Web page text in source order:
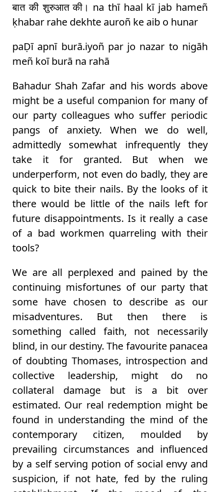
बात की शुरुआत की। na thī haal kī jab hameñ
ḳhabar rahe dekhte auroñ ke aib o hunar
paḌī apnī burā.iyoñ par jo nazar to nigāh
meñ koī burā na rahā
Bahadur Shah Zafar and his words above
might be a useful companion for many of
our party colleagues who suffer periodic
pangs of anxiety. When we do well,
admittedly somewhat infrequently they
take it for granted. But when we
underperform, not even do badly, they are
quick to bite their nails. By the looks of it
there would be little of the nails left for
future disappointments. Is it really a case
of a bad workmen quarreling with their
tools?
We are all perplexed and pained by the
continuing misfortunes of our party that
some have chosen to describe as our
misadventures. But then there is
something called faith, not necessarily
blind, in our destiny. The favourite panacea
of doubting Thomases, introspection and
collective leadership, might do no
collateral damage but is a bit over
estimated. Our real redemption might be
found in understanding the mind of the
contemporary citizen, moulded by
prevailing circumstances and influenced
by a self serving potion of social envy and
suspicion, if not hate, fed by the ruling